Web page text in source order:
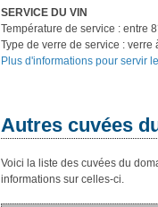
SERVICE DU VIN
Température de service : entre
Type de verre de service :
Plus d'informations pour servir
Autres cuvées
Voici la liste des cuvées du
informations sur celles-ci.